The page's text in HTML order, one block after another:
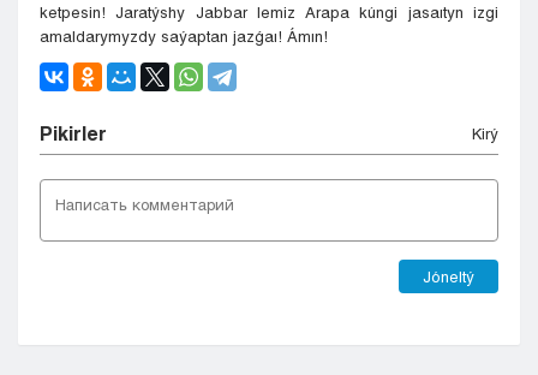
ketpesin! Jaratýshy Jabbar Iemiz Arapa kúngi jasaıtyn izgi
amaldarymyzdy saýaptan jazǵaı! Ámın!
Pіkіrler Kіrý
Jóneltý